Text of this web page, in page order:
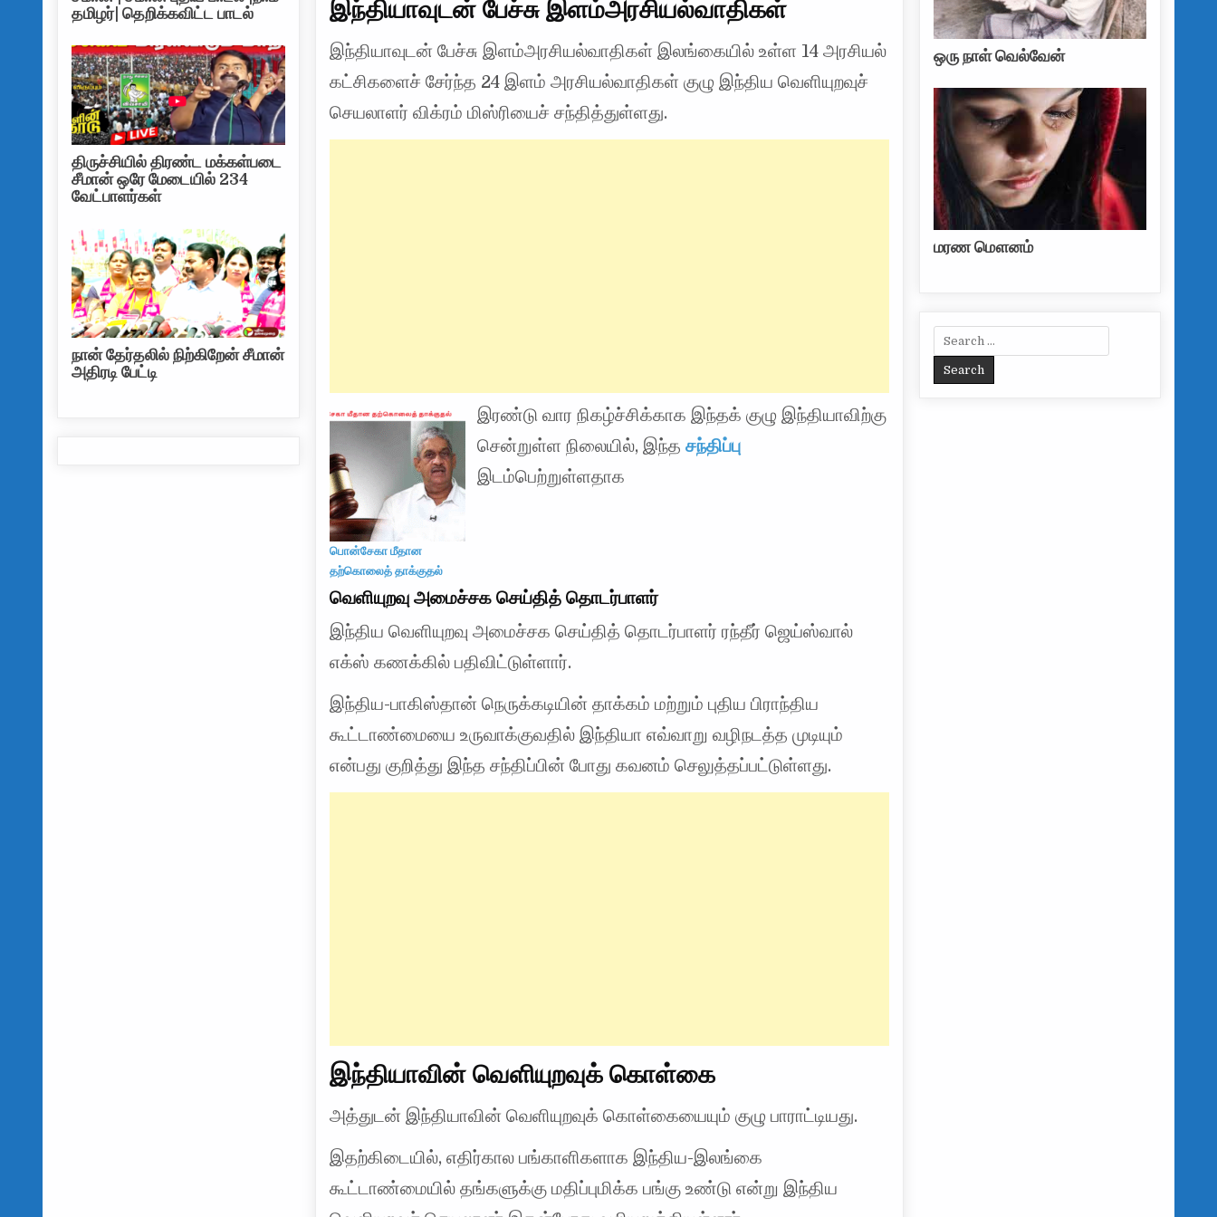
இந்தியாவுடன் பேச்சு இளம்அரசியல்வாதிகள்
இந்தியாவுடன் பேச்சு இளம்அரசியல்வாதிகள் இலங்கையில் உள்ள 14 அரசியல்
கட்சிகளைச் சேர்ந்த 24 இளம் அரசியல்வாதிகள் குழு இந்திய வெளியுறவுச்
செயலாளர் விக்ரம் மிஸ்ரியைச் சந்தித்துள்ளது.
பொன்சேகா மீதான
தற்கொலைத் தாக்குதல்
இரண்டு வார நிகழ்ச்சிக்காக இந்தக் குழு இந்தியாவிற்கு
சென்றுள்ள நிலையில், இந்த சந்திப்பு
இடம்பெற்றுள்ளதாக
வெளியுறவு அமைச்சக செய்தித் தொடர்பாளர்
இந்திய வெளியுறவு அமைச்சக செய்தித் தொடர்பாளர் ரந்தீர் ஜெய்ஸ்வால்
எக்ஸ் கணக்கில் பதிவிட்டுள்ளார்.
இந்திய-பாகிஸ்தான் நெருக்கடியின் தாக்கம் மற்றும் புதிய பிராந்திய
கூட்டாண்மையை உருவாக்குவதில் இந்தியா எவ்வாறு வழிநடத்த முடியும்
என்பது குறித்து இந்த சந்திப்பின் போது கவனம் செலுத்தப்பட்டுள்ளது.
இந்தியாவின் வெளியுறவுக் கொள்கை
அத்துடன் இந்தியாவின் வெளியுறவுக் கொள்கையையும் குழு பாராட்டியது.
இதற்கிடையில், எதிர்கால பங்காளிகளாக இந்திய-இலங்கை
கூட்டாண்மையில் தங்களுக்கு மதிப்புமிக்க பங்கு உண்டு என்று இந்திய
தமிழர்| தெறிக்கவிட்ட பாடல்
திருச்சியில் திரண்ட மக்கள்படை
சீமான் ஒரே மேடையில் 234
வேட்பாளர்கள்
நான் தேர்தலில் நிற்கிறேன் சீமான்
அதிரடி பேட்டி
ஒரு நாள் வெல்வேன்
மரண மௌனம்
Search for: